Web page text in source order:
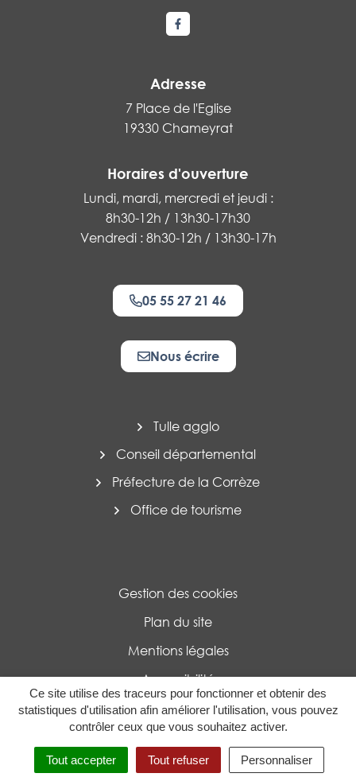
Ce site utilise des traceurs pour fonctionner et obtenir des
statistiques d'utilisation afin améliorer l'utilisation, vous pouvez
contrôler ceux que vous souhaitez activer.
Tout accepter Tout refuser Personnaliser
MENU RECHERCHE
Lien vers le compte Facebook
Adresse
7 Place de l'Eglise
19330 Chameyrat
Horaires d'ouverture
Lundi, mardi, mercredi et jeudi :
8h30-12h / 13h30-17h30
Vendredi : 8h30-12h / 13h30-17h
05 55 27 21 46
Nous écrire
Tulle agglo
Conseil départemental
Préfecture de la Corrèze
Office de tourisme
Gestion des cookies
Plan du site
Mentions légales
Accessibilité
Politique de confidentialité